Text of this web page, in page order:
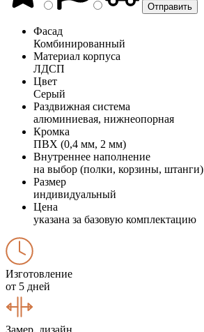
Фасад
Комбинированный
Материал корпуса
ЛДСП
Цвет
Серый
Раздвижная система
алюминиевая, нижнеопорная
Кромка
ПВХ (0,4 мм, 2 мм)
Внутреннее наполнение
на выбор (полки, корзины, штанги)
Размер
индивидуальный
Цена
указана за базовую комплектацию
Изготовление
от 5 дней
Замер, дизайн